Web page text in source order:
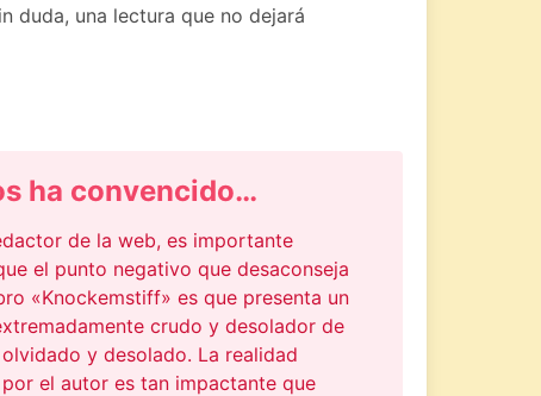
duda, una lectura que no dejará
ha convencido…
de la web, es importante
el punto negativo que desaconseja
«Knockemstiff» es que presenta un
crudo y desolador de
y desolado. La realidad
el autor es tan impactante que